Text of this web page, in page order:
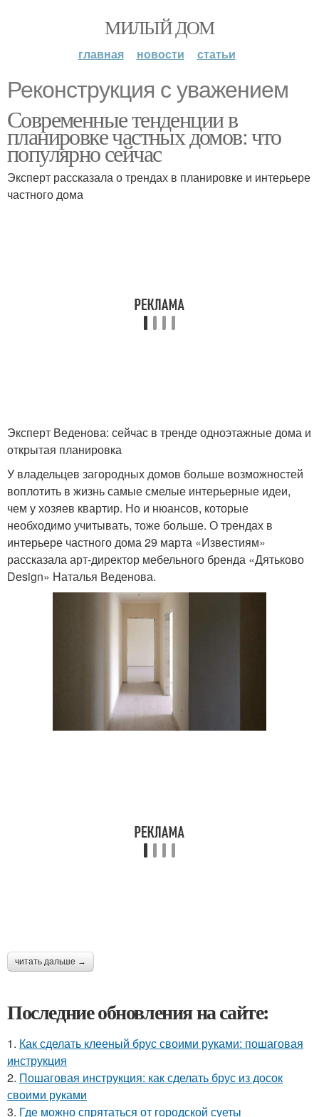
МИЛЫЙ ДОМ
главная новости статьи
Реконструкция с уважением
Современные тенденции в
планировке частных домов: что
популярно сейчас
Эксперт рассказала о трендах в планировке и интерьере
частного дома
Эксперт Веденова: сейчас в тренде одноэтажные дома и
открытая планировка
У владельцев загородных домов больше возможностей
воплотить в жизнь самые смелые интерьерные идеи,
чем у хозяев квартир. Но и нюансов, которые
необходимо учитывать, тоже больше. О трендах в
интерьере частного дома 29 марта «Известиям»
рассказала арт-директор мебельного бренда «Дятьково
Design» Наталья Веденова.
читать дальше →
Последние обновления на сайте:
1. Как сделать клееный брус своими руками: пошаговая
инструкция
2. Пошаговая инструкция: как сделать брус из досок
своими руками
3. Где можно спрятаться от городской суеты